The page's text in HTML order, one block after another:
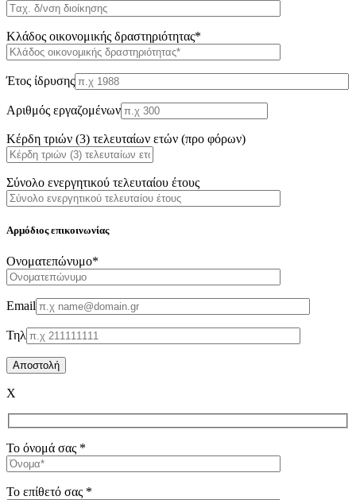
Κλάδος οικονομικής δραστηριότητας*
Έτος ίδρυσης
Αριθμός εργαζομένων
Κέρδη τριών (3) τελευταίων ετών (προ φόρων)
Σύνολο ενεργητικού τελευταίου έτους
Αρμόδιος επικοινωνίας
Oνοματεπώνυμο*
Email
Τηλ
X
Το όνομά σας *
Το επίθετό σας *